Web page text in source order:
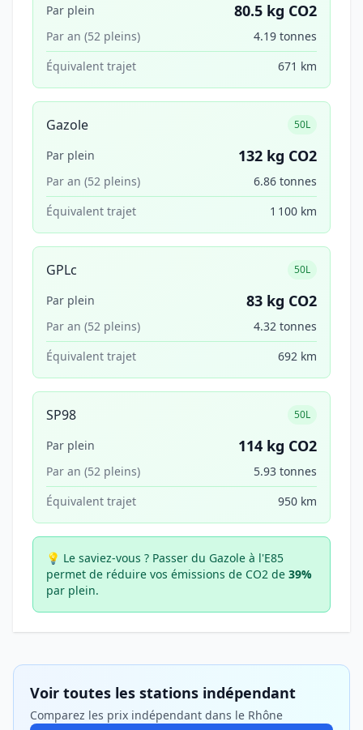
Par plein 80.5 kg CO2
Par an (52 pleins)
4.19 tonnes
Équivalent trajet
671 km
Gazole 50L
Par plein 132 kg CO2
Par an (52 pleins)
6.86 tonnes
Équivalent trajet
1 100 km
GPLc 50L
Par plein 83 kg CO2
Par an (52 pleins)
4.32 tonnes
Équivalent trajet
692 km
SP98 50L
Par plein 114 kg CO2
Par an (52 pleins)
5.93 tonnes
Équivalent trajet
950 km
💡 Le saviez-vous ? Passer du Gazole à l'E85
permet de réduire vos émissions de CO2 de 39%
par plein.
Voir toutes les stations indépendant
Comparez les prix indépendant dans le Rhône